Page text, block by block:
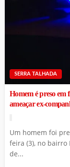
SERRA TALHADA
Homem é preso
ameaçar ex-
Um homem foi
feira (3), no bairro
de...